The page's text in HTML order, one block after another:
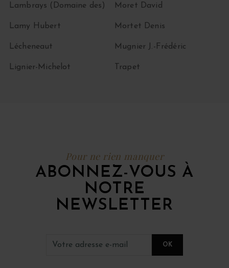
Lambrays (Domaine des)
Lamy Hubert
Lécheneaut
Lignier-Michelot
Moret David
Mortet Denis
Mugnier J.-Frédéric
Trapet
Pour ne rien manquer
ABONNEZ-VOUS À
NOTRE
NEWSLETTER